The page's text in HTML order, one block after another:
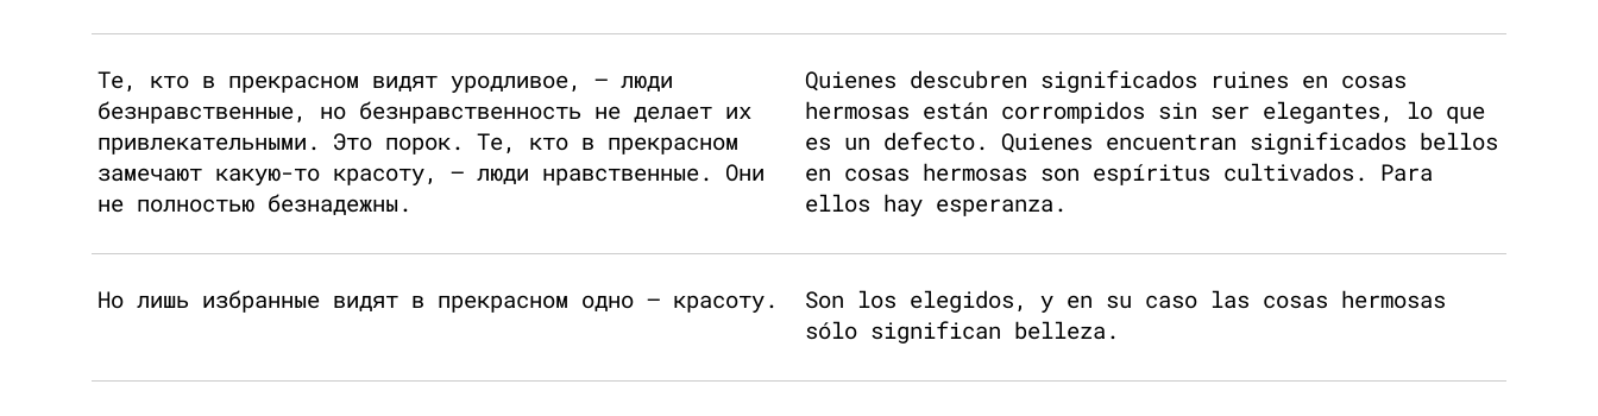
Те, кто в прекрасном видят уродливое, — люди
безнравственные, но безнравственность не делает их
привлекательными. Это порок. Те, кто в прекрасном
замечают какую-то красоту, — люди нравственные. Они
не полностью безнадежны.
Quienes descubren significados ruines en cosas
hermosas están corrompidos sin ser elegantes, lo que
es un defecto. Quienes encuentran significados bellos
en cosas hermosas son espíritus cultivados. Para
ellos hay esperanza.
Но лишь избранные видят в прекрасном одно — красоту.
Son los elegidos, y en su caso las cosas hermosas
sólo significan belleza.